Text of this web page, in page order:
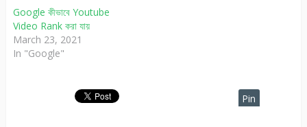
Google কীভাবে Youtube
Video Rank করা যায়
March 23, 2021
In "Google"
Pin